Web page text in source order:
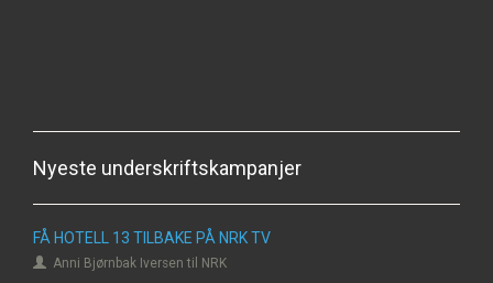
Nyeste underskriftskampanjer
FÅ HOTELL 13 TILBAKE PÅ NRK TV
Anni Bjørnbak Iversen til NRK